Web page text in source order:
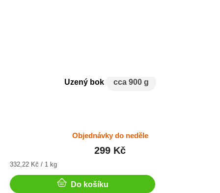
Uzený bok cca 900 g
Objednávky do neděle
299 Kč
Měrná
332,22 Kč / 1 kg
Do košíku